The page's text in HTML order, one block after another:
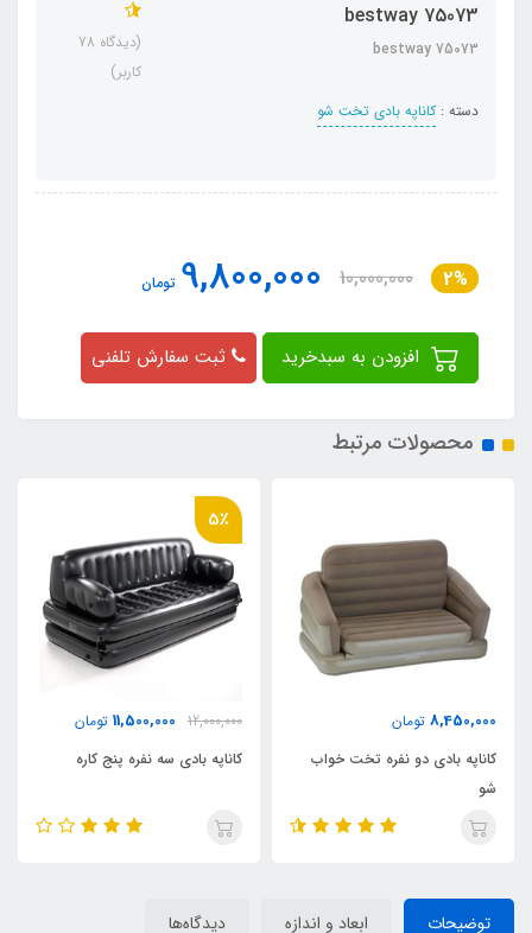
bestway 75073
bestway 75073
دسته :کاناپه بادی تخت شو
(دیدگاه 78
کاربر)
2%
10,000,000
9,800,000 تومان
ثبت سفارش تلفنی
محصولات مرتبط
خواب
12,000,000
کاناپه بادی سه نفره پنج کاره
11,500,000 تومان
کاناپه بادی دو نفره بست وی
توضیحات ابعاد و اندازه دیدگاه‌ها